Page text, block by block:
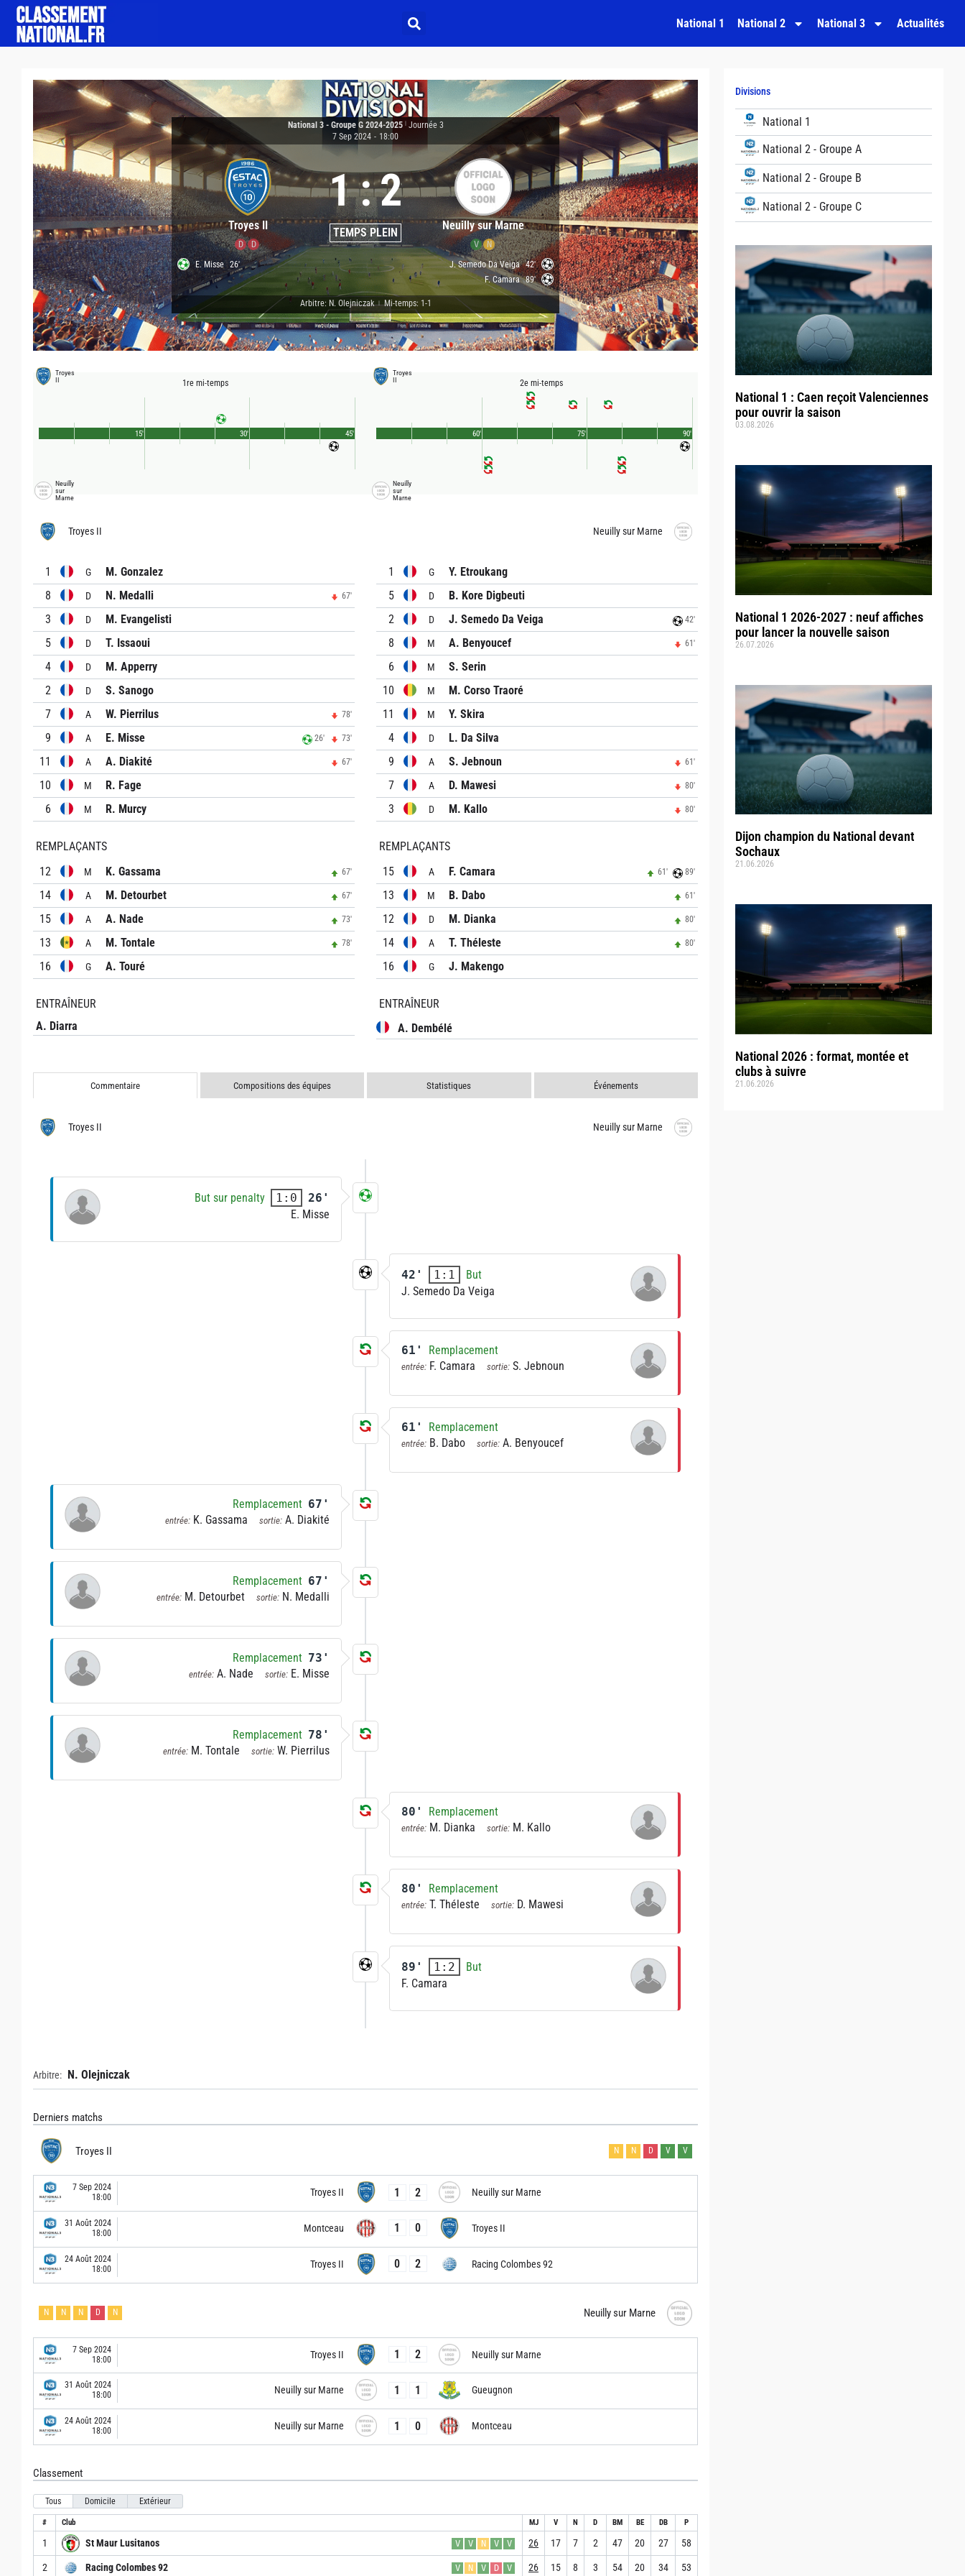
National 1 National 2 National 3 Actualités
Divisions
National 1
National 2 - Groupe A
National 2 - Groupe B
National 2 - Groupe C
National 1 : Caen reçoit Valenciennes
pour ouvrir la saison
03.08.2026
National 1 2026-2027 : neuf affiches
pour lancer la nouvelle saison
26.07.2026
Dijon champion du National devant
Sochaux
21.06.2026
National 2026 : format, montée et
clubs à suivre
21.06.2026
National 3 - Groupe G 2024-2025
Journée 3
7 Sep 2024 - 18:00
Troyes II
D D
1:2
TEMPS PLEIN Neuilly sur Marne
V
N
E. Misse 26' J. Semedo Da Veiga 42'
F. Camara 89'
Arbitre: N. Olejniczak | Mi-temps: 1-1
Troyes
II
1re mi-temps
Neuilly
sur
Marne
45'
15' 30'
Troyes
II
2e mi-temps
Neuilly
sur
Marne
90'
60' 75'
Troyes II
1 G
M. Gonzalez
8
D N. Medalli 67'
3 D
M. Evangelisti
5
D
T. Issaoui
4
D
M. Apperry
2
D
S. Sanogo
7
A W. Pierrilus 78'
9 A E. Misse 26' 73'
11 A A. Diakité 67'
10 M
R. Fage
6
M R. Murcy
REMPLAÇANTS
12
M K. Gassama 67'
14 A M. Detourbet 67'
15 A A. Nade 73'
13 A M. Tontale 78'
16 G A. Touré
ENTRAÎNEUR
A. Diarra
Neuilly sur Marne
1 G
Y. Etroukang
5
D
B. Kore Digbeuti
2
D J. Semedo Da Veiga 42'
8 M A. Benyoucef 61'
6 M
S. Serin
10
M
M. Corso Traoré
11
M
Y. Skira
4
D
L. Da Silva
9
A S. Jebnoun 61'
7 A D. Mawesi 80'
3 D M. Kallo 80'
REMPLAÇANTS
15
A F. Camara 61' 89'
13 M B. Dabo 61'
12 D M. Dianka 80'
14 A T. Théleste 80'
16 G J. Makengo
ENTRAÎNEUR
A. Dembélé
Commentaire Compositions des équipes Statistiques Événements
Troyes II Neuilly sur Marne
But sur penalty 1:0
26'
E. Misse
42' 1:1
But
J. Semedo Da Veiga
61' Remplacement
entrée: F. Camara sortie: S. Jebnoun
61' Remplacement
entrée: B. Dabo sortie: A. Benyoucef
Remplacement 67'
entrée: K. Gassama sortie: A. Diakité
Remplacement 67'
entrée: M. Detourbet sortie: N. Medalli
Remplacement 73'
entrée: A. Nade sortie: E. Misse
Remplacement 78'
entrée: M. Tontale sortie: W. Pierrilus
80' Remplacement
entrée: M. Dianka sortie: M. Kallo
80' Remplacement
entrée: T. Théleste sortie: D. Mawesi
89' 1:2
But
F. Camara
Arbitre: N. Olejniczak
Derniers matchs
Troyes II N N D V V
7 Sep 2024
18:00
Troyes II 1 2 Neuilly sur Marne
31 Août 2024
18:00
Montceau 1 0 Troyes II
24 Août 2024
18:00
Troyes II 0 2 Racing Colombes 92
Neuilly sur Marne
N N N D N
7 Sep 2024
18:00
Troyes II 1 2 Neuilly sur Marne
31 Août 2024
18:00
Neuilly sur Marne 1 1 Gueugnon
24 Août 2024
18:00
Neuilly sur Marne 1 0 Montceau
Classement
Tous Domicile Extérieur
# Club MJ V N D BM BE DB P
1 St Maur Lusitanos V V N V V 26 17 7 2 47 20 27 58
2 Racing Colombes 92 V N V D V 26 15 8 3 54 20 34 53